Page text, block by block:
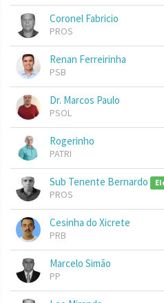
Coronel Fabricio
PROS
Renan Ferreirinha
PSB
Dr. Marcos Paulo
PSOL
Rogerinho
PATRI
Sub Tenente Bernardo
PROS
Cesinha do Xicrete
PRB
Marcelo Simão
PP